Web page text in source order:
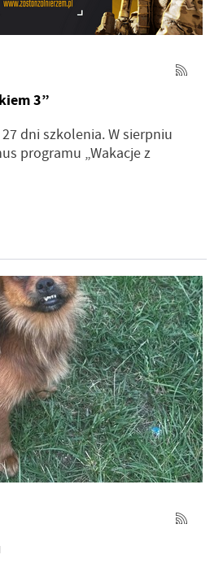
3”
27 dni szkolenia. W sierpniu
programu „Wakacje z